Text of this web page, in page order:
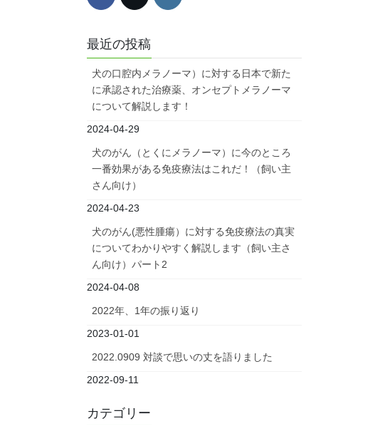
最近の投稿
犬の口腔内メラノーマ）に対する日本で新た
に承認された治療薬、オンセプトメラノーマ
について解説します！
2024-04-29
犬のがん（とくにメラノーマ）に今のところ
一番効果がある免疫療法はこれだ！（飼い主
さん向け）
2024-04-23
犬のがん(悪性腫瘍）に対する免疫療法の真実
についてわかりやすく解説します（飼い主さ
ん向け）パート2
2024-04-08
2022年、1年の振り返り
2023-01-01
2022.0909 対談で思いの丈を語りました
2022-09-11
カテゴリー